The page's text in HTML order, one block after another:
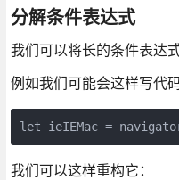
分解条件表达式
我们可以将长的条件表达
例如我们可能会这样写代码
let ieIEMac =
我们可以这样重构它：